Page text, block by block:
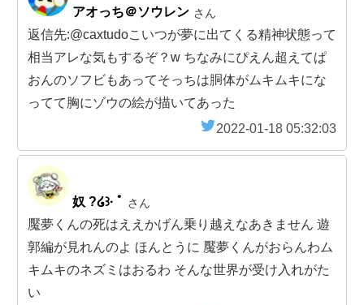
アオっち＠ソウレン さん
返信先:@caxtudoこいつが夢に出てくる精神状態って
相当アレな気もするぞ？w ちなみにぴえん超えてぱ
おんのソフビもあってそっちは胴体がムキムキにな
ってて胸にゾウの絵が描いてあった
2022-01-18 05:32:03
奴 ?໒꒱· ﾟ さん
魘夢くんの死はええかげん乗り越えなあきません 遊
郭編が見れんのよ ほんとうに 魘夢くんがおらんわム
キムキのネズミはおるわ そんな世界が受け入れがた
い